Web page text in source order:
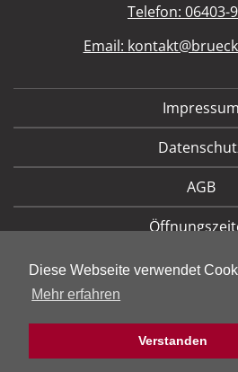
Diese Webseite verwendet
Mehr erfahren
Verstanden
Telefon: 06403-
Email:
Impressum
AGB
REACH